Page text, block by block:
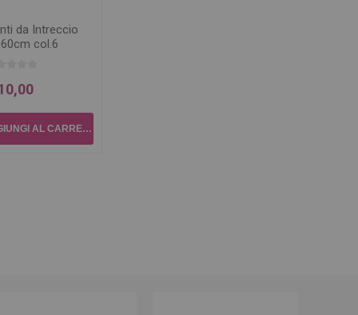
da Intreccio
col.6